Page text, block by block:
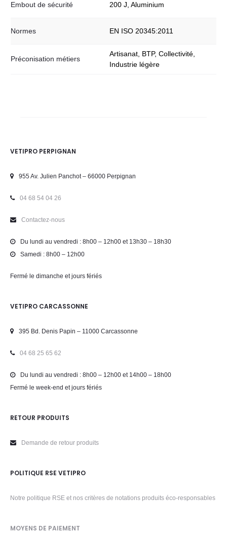
Embout de sécurité 200 J, Aluminium
Normes EN ISO 20345:2011
Préconisation métiers
Artisanat, BTP, Collectivité,
Industrie légère
VETIPRO PERPIGNAN
955 Av. Julien Panchot – 66000 Perpignan
04 68 54 04 26
Contactez-nous
Du lundi au vendredi : 8h00 – 12h00 et 13h30 – 18h30
Samedi : 8h00 – 12h00
Fermé le dimanche et jours fériés
VETIPRO CARCASSONNE
395 Bd. Denis Papin – 11000 Carcassonne
04 68 25 65 62
Du lundi au vendredi : 8h00 – 12h00 et 14h00 – 18h00
Fermé le week-end et jours fériés
RETOUR PRODUITS
Demande de retour produits
POLITIQUE RSE VETIPRO
Notre politique RSE et nos critères de notations produits éco-responsables
MOYENS DE PAIEMENT